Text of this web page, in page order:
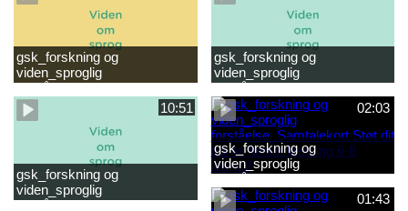
gsk_forskning og
viden_sproglig
forståelse_Snak med dit barn
2-6 år.mp4
gsk_forskning og
viden_sproglig
forståelse_Snak med din
baby 0-6 mdr.mp4
10:51
gsk_forskning og
viden_sproglig
forståelse_Barnets sproglige
02:03
gsk_forskning og
viden_sproglig
forståelse_Samtalekort Støt
dit barns første læsning 6-801:43